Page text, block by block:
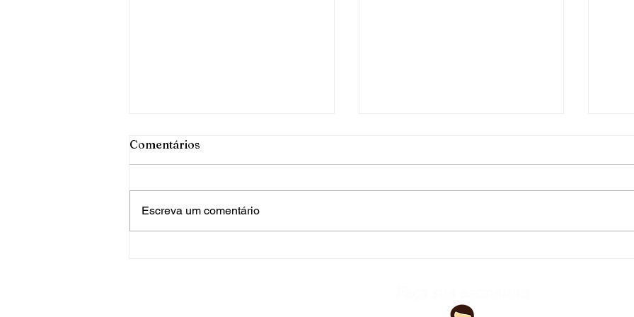
Comentários
Escreva um comentário